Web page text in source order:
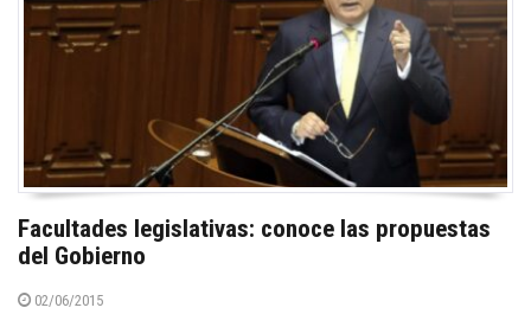
Facultades legislativas: conoce las propuestas
del Gobierno
02/06/2015